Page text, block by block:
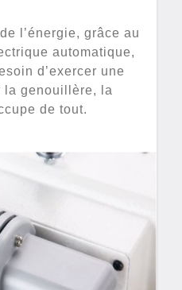
l’énergie, grâce au
automatique,
d’exercer une
la genouillère, la
de tout.